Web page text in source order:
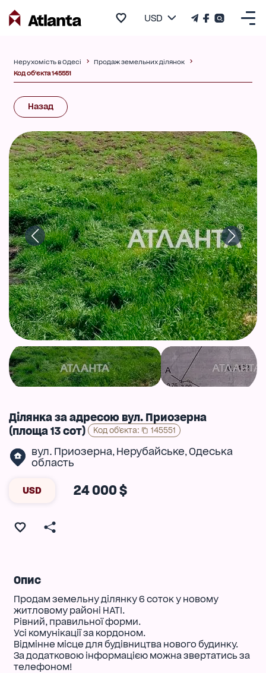
USD
Нерухомість в Одесі
Продаж земельних ділянок
Код об'єкта 145551
Назад
Ділянка за адресою вул. Приозерна
(площа 13 сот)
Код об'єкта: 145551
вул. Приозерна, Нерубайське,Одеська
область
USD 24 000 $
Опис
Продам земельну ділянку 6 соток у новому
житловому районі НАТІ.
Рівний, правильної форми.
Усі комунікації за кордоном.
Відмінне місце для будівництва нового будинку.
За додатковою інформацією можна звертатись за
телефоном!